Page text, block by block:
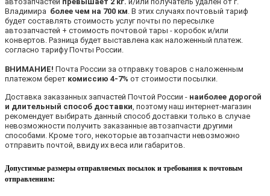
Владимира более чем на 700 км . В этих случаях почтовый тариф
будет составлять стоимость услуг почты по пересылке
автозапчастей + стоимость почтовой тары - коробок и/или
конвертов. Разница будет выставлена как наложенный платеж.
согласно тарифу Почты России.
ВНИМАНИЕ! Почта России за отправку товаров с наложенным
платежом берет комиссию 4-7% от стоимости посылки.
Доставка заказанных запчастей Почтой России - наиболее дорогой
и длительный способ доставки , поэтому наш интернет-магазин
рекомендует выбирать данный способ доставки только в случае
невозможности получить заказанные автозапчасти другими
способами. Кроме того, некоторые автозапчасти невозможно
отправить почтой, ввиду их веса или габаритов.
Допустимые размеры отправляемых посылок и требования к почтовым
отправлениям: